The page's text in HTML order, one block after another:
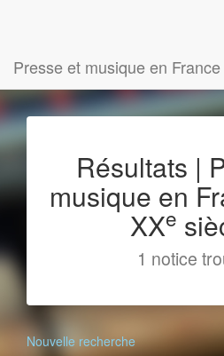
Presse et musique en
Résultats |
musique en
XXe
1 notice
Nouvelle recherche